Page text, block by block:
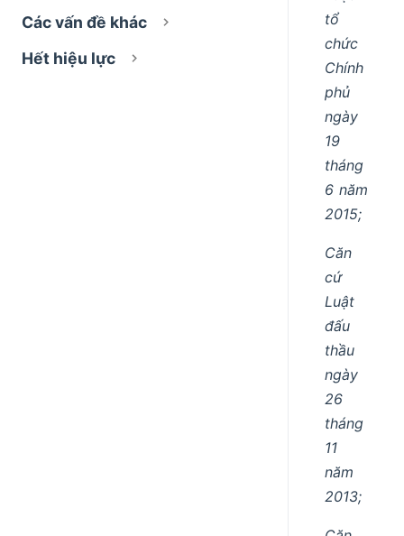
Các vấn đề khác
Hết hiệu lực
tổ
chức
Chính
phủ
ngày
19
tháng
6 năm
2015;
Căn
cứ
Luật
đấu
thầu
ngày
26
tháng
11
năm
2013;